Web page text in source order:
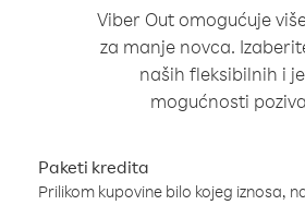
Viber Out omogućuje
za manje novca.
naših fleksibilnih i
mogućnosti
Paketi kredita
Prilikom kupovine bilo kojeg iznosa,